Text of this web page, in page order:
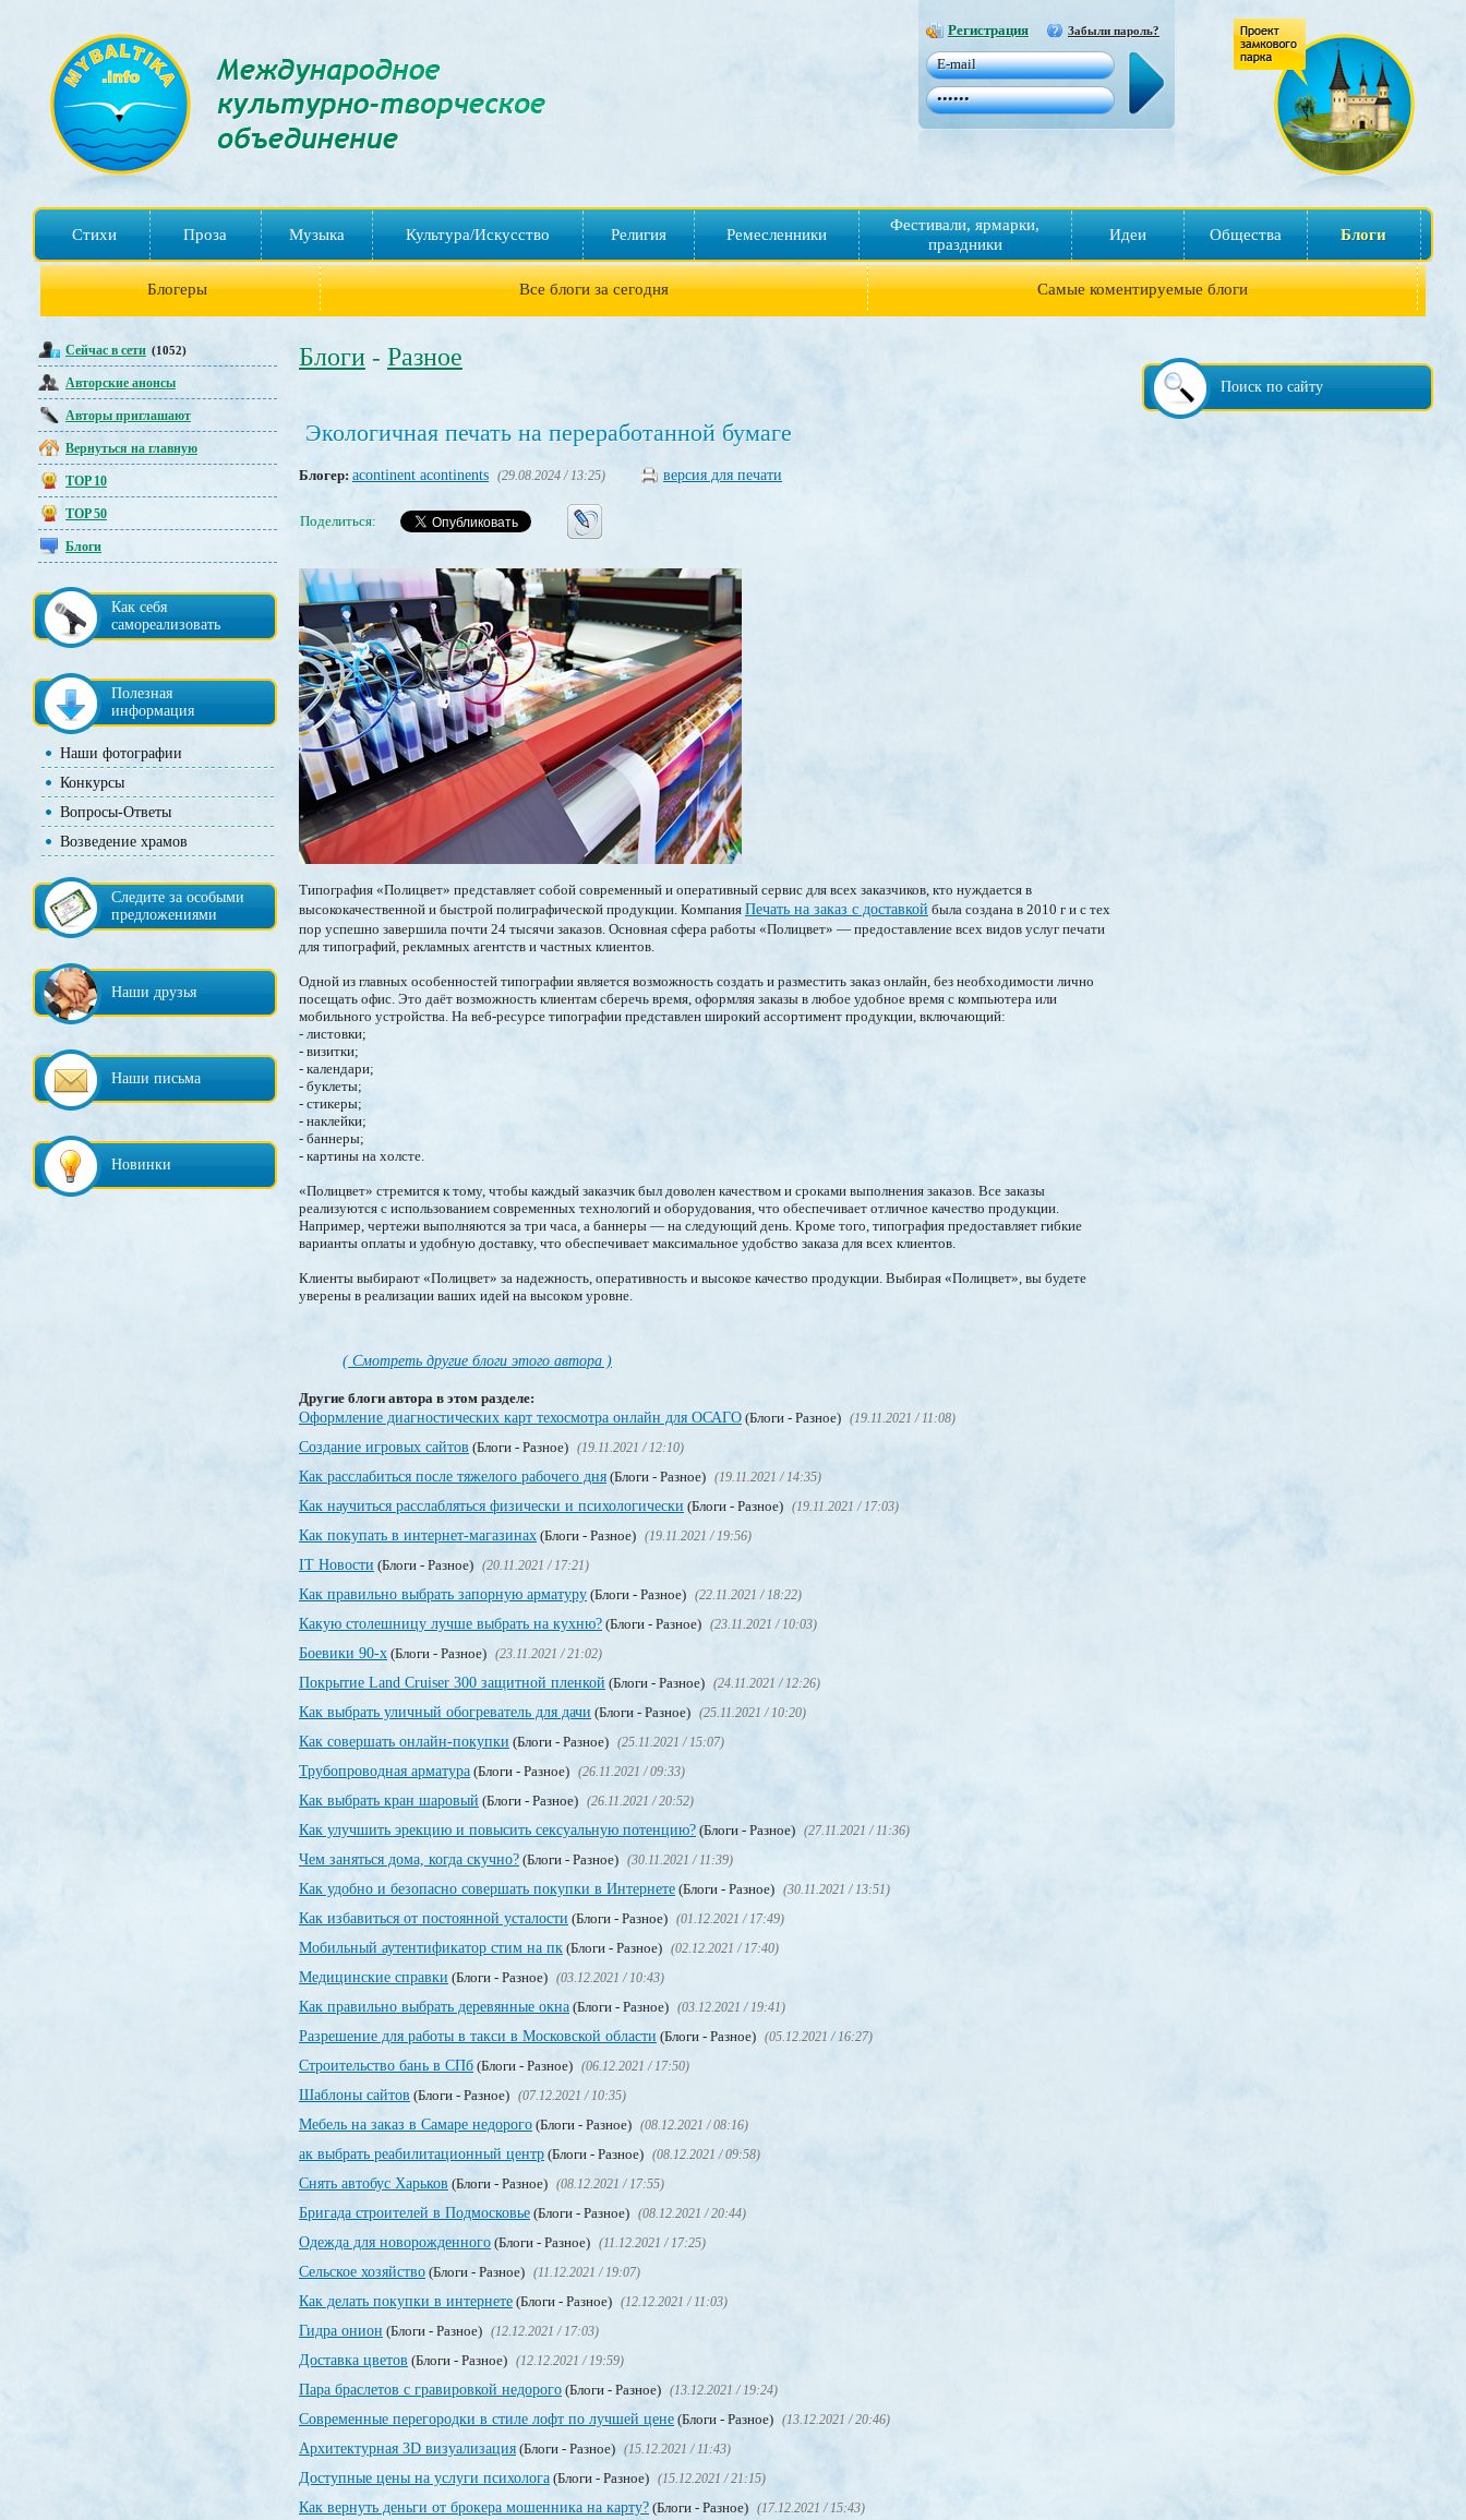
Регистрация Забыли пароль?
Стихи Проза Музыка Культура/Искусство Религия Ремесленники
Фестивали, ярмарки,
праздники
Идеи Общества Блоги
Блогеры Все блоги за сегодня Самые коментируемые блоги
Сейчас в сети (1052)
Авторские анонсы
Авторы приглашают
Вернуться на главную
TOP 10
TOP 50
Блоги
Как себя
самореализовать
Полезная
информация
Наши фотографии
Конкурсы
Вопросы-Ответы
Возведение храмов
Следите за особыми
предложениями
Наши друзья
Наши письма
Новинки
Поиск по сайту
Блоги - Разное
Экологичная печать на переработанной бумаге
Блогер: acontinent acontinents (29.08.2024 / 13:25) версия для печати
Поделиться:
Типография «Полицвет» представляет собой современный и оперативный сервис для всех заказчиков, кто нуждается в
высококачественной и быстрой полиграфической продукции. Компания Печать на заказ с доставкой была создана в 2010 г и с тех
пор успешно завершила почти 24 тысячи заказов. Основная сфера работы «Полицвет» — предоставление всех видов услуг печати
для типографий, рекламных агентств и частных клиентов.
Одной из главных особенностей типографии является возможность создать и разместить заказ онлайн, без необходимости лично
посещать офис. Это даёт возможность клиентам сберечь время, оформляя заказы в любое удобное время с компьютера или
мобильного устройства. На веб-ресурсе типографии представлен широкий ассортимент продукции, включающий:
- листовки;
- визитки;
- календари;
- буклеты;
- стикеры;
- наклейки;
- баннеры;
- картины на холсте.
«Полицвет» стремится к тому, чтобы каждый заказчик был доволен качеством и сроками выполнения заказов. Все заказы
реализуются с использованием современных технологий и оборудования, что обеспечивает отличное качество продукции.
Например, чертежи выполняются за три часа, а баннеры — на следующий день. Кроме того, типография предоставляет гибкие
варианты оплаты и удобную доставку, что обеспечивает максимальное удобство заказа для всех клиентов.
Клиенты выбирают «Полицвет» за надежность, оперативность и высокое качество продукции. Выбирая «Полицвет», вы будете
уверены в реализации ваших идей на высоком уровне.
( Смотреть другие блоги этого автора )
Другие блоги автора в этом разделе:
Оформление диагностических карт техосмотра онлайн для ОСАГО (Блоги - Разное) (19.11.2021 / 11:08)
Создание игровых сайтов (Блоги - Разное) (19.11.2021 / 12:10)
Как расслабиться после тяжелого рабочего дня (Блоги - Разное) (19.11.2021 / 14:35)
Как научиться расслабляться физически и психологически (Блоги - Разное) (19.11.2021 / 17:03)
Как покупать в интернет-магазинах (Блоги - Разное) (19.11.2021 / 19:56)
IT Новости (Блоги - Разное) (20.11.2021 / 17:21)
Как правильно выбрать запорную арматуру (Блоги - Разное) (22.11.2021 / 18:22)
Какую столешницу лучше выбрать на кухню? (Блоги - Разное) (23.11.2021 / 10:03)
Боевики 90-х (Блоги - Разное) (23.11.2021 / 21:02)
Покрытие Land Cruiser 300 защитной пленкой (Блоги - Разное) (24.11.2021 / 12:26)
Как выбрать уличный обогреватель для дачи (Блоги - Разное) (25.11.2021 / 10:20)
Как совершать онлайн-покупки (Блоги - Разное) (25.11.2021 / 15:07)
Трубопроводная арматура (Блоги - Разное) (26.11.2021 / 09:33)
Как выбрать кран шаровый (Блоги - Разное) (26.11.2021 / 20:52)
Как улучшить эрекцию и повысить сексуальную потенцию? (Блоги - Разное) (27.11.2021 / 11:36)
Чем заняться дома, когда скучно? (Блоги - Разное) (30.11.2021 / 11:39)
Как удобно и безопасно совершать покупки в Интернете (Блоги - Разное) (30.11.2021 / 13:51)
Как избавиться от постоянной усталости (Блоги - Разное) (01.12.2021 / 17:49)
Мобильный аутентификатор стим на пк (Блоги - Разное) (02.12.2021 / 17:40)
Медицинские справки (Блоги - Разное) (03.12.2021 / 10:43)
Как правильно выбрать деревянные окна (Блоги - Разное) (03.12.2021 / 19:41)
Разрешение для работы в такси в Московской области (Блоги - Разное) (05.12.2021 / 16:27)
Строительство бань в СПб (Блоги - Разное) (06.12.2021 / 17:50)
Шаблоны сайтов (Блоги - Разное) (07.12.2021 / 10:35)
Мебель на заказ в Самаре недорого (Блоги - Разное) (08.12.2021 / 08:16)
ак выбрать реабилитационный центр (Блоги - Разное) (08.12.2021 / 09:58)
Снять автобус Харьков (Блоги - Разное) (08.12.2021 / 17:55)
Бригада строителей в Подмосковье (Блоги - Разное) (08.12.2021 / 20:44)
Одежда для новорожденного (Блоги - Разное) (11.12.2021 / 17:25)
Сельское хозяйство (Блоги - Разное) (11.12.2021 / 19:07)
Как делать покупки в интернете (Блоги - Разное) (12.12.2021 / 11:03)
Гидра онион (Блоги - Разное) (12.12.2021 / 17:03)
Доставка цветов (Блоги - Разное) (12.12.2021 / 19:59)
Пара браслетов с гравировкой недорого (Блоги - Разное) (13.12.2021 / 19:24)
Современные перегородки в стиле лофт по лучшей цене (Блоги - Разное) (13.12.2021 / 20:46)
Архитектурная 3D визуализация (Блоги - Разное) (15.12.2021 / 11:43)
Доступные цены на услуги психолога (Блоги - Разное) (15.12.2021 / 21:15)
Как вернуть деньги от брокера мошенника на карту? (Блоги - Разное) (17.12.2021 / 15:43)